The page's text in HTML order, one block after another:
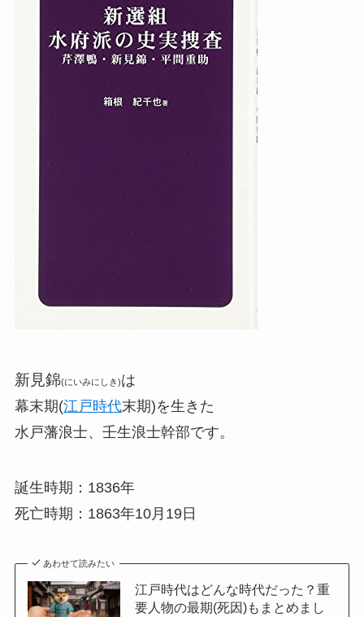
新見錦(にいみにしき)は
幕末期(江戸時代末期)を生きた
水戸藩浪士、壬生浪士幹部です。
誕生時期：1836年
死亡時期：1863年10月19日
あわせて読みたい
江戸時代はどんな時代だった？重
要人物の最期(死因)もまとめまし